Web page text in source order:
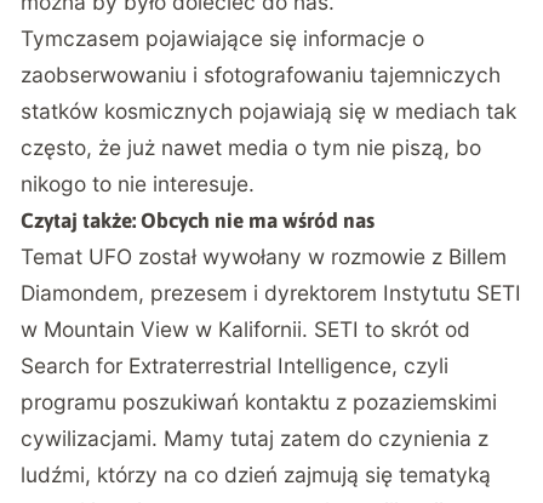
Tymczasem pojawiające się informacje o
zaobserwowaniu i sfotografowaniu tajemniczych
statków kosmicznych pojawiają się w mediach tak
często, że już nawet media o tym nie piszą, bo
nikogo to nie interesuje.
Czytaj także:Obcych nie ma wśród nas
Temat UFO został wywołany w rozmowie z Billem
Diamondem, prezesem i dyrektorem Instytutu SETI
w Mountain View w Kalifornii. SETI to skrót od
Search for Extraterrestrial Intelligence, czyli
programu poszukiwań kontaktu z pozaziemskimi
cywilizacjami. Mamy tutaj zatem do czynienia z
ludźmi, którzy na co dzień zajmują się tematyką